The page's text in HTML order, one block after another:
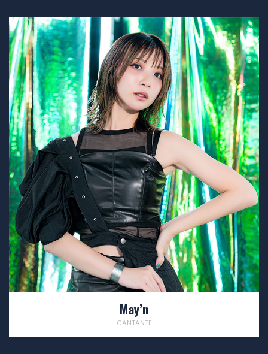
May’n
CANTANTE